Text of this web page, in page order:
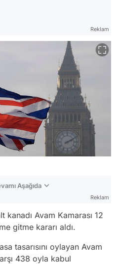
Reklam
Aşağıda
Reklam
Avam Kamarası 12
gitme kararı aldı.
tasarısını oylayan Avam
438 oyla kabul